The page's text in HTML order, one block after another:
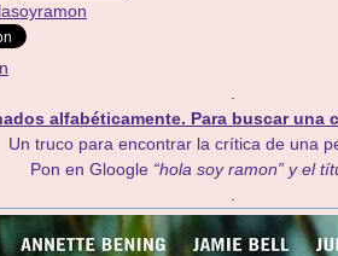
alfabéticamente. Para buscar
Un truco para encontrar la crítica de una
Pon en Gloogle “hola soy ramon” y el